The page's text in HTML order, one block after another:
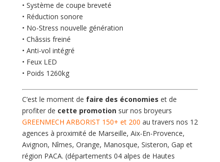
• Système de coupe breveté
• Réduction sonore
• No-Stress nouvelle génération
• Châssis freiné
• Anti-vol intégré
• Feux LED
• Poids 1260kg
C’est le moment de faire des économies et de
profiter de cette promotion sur nos broyeurs
GREENMECH ARBORIST 150+ et 200 au travers nos 12
agences à proximité de Marseille, Aix-En-Provence,
Avignon, Nîmes, Orange, Manosque, Sisteron, Gap et
région PACA. (départements 04 alpes de Hautes